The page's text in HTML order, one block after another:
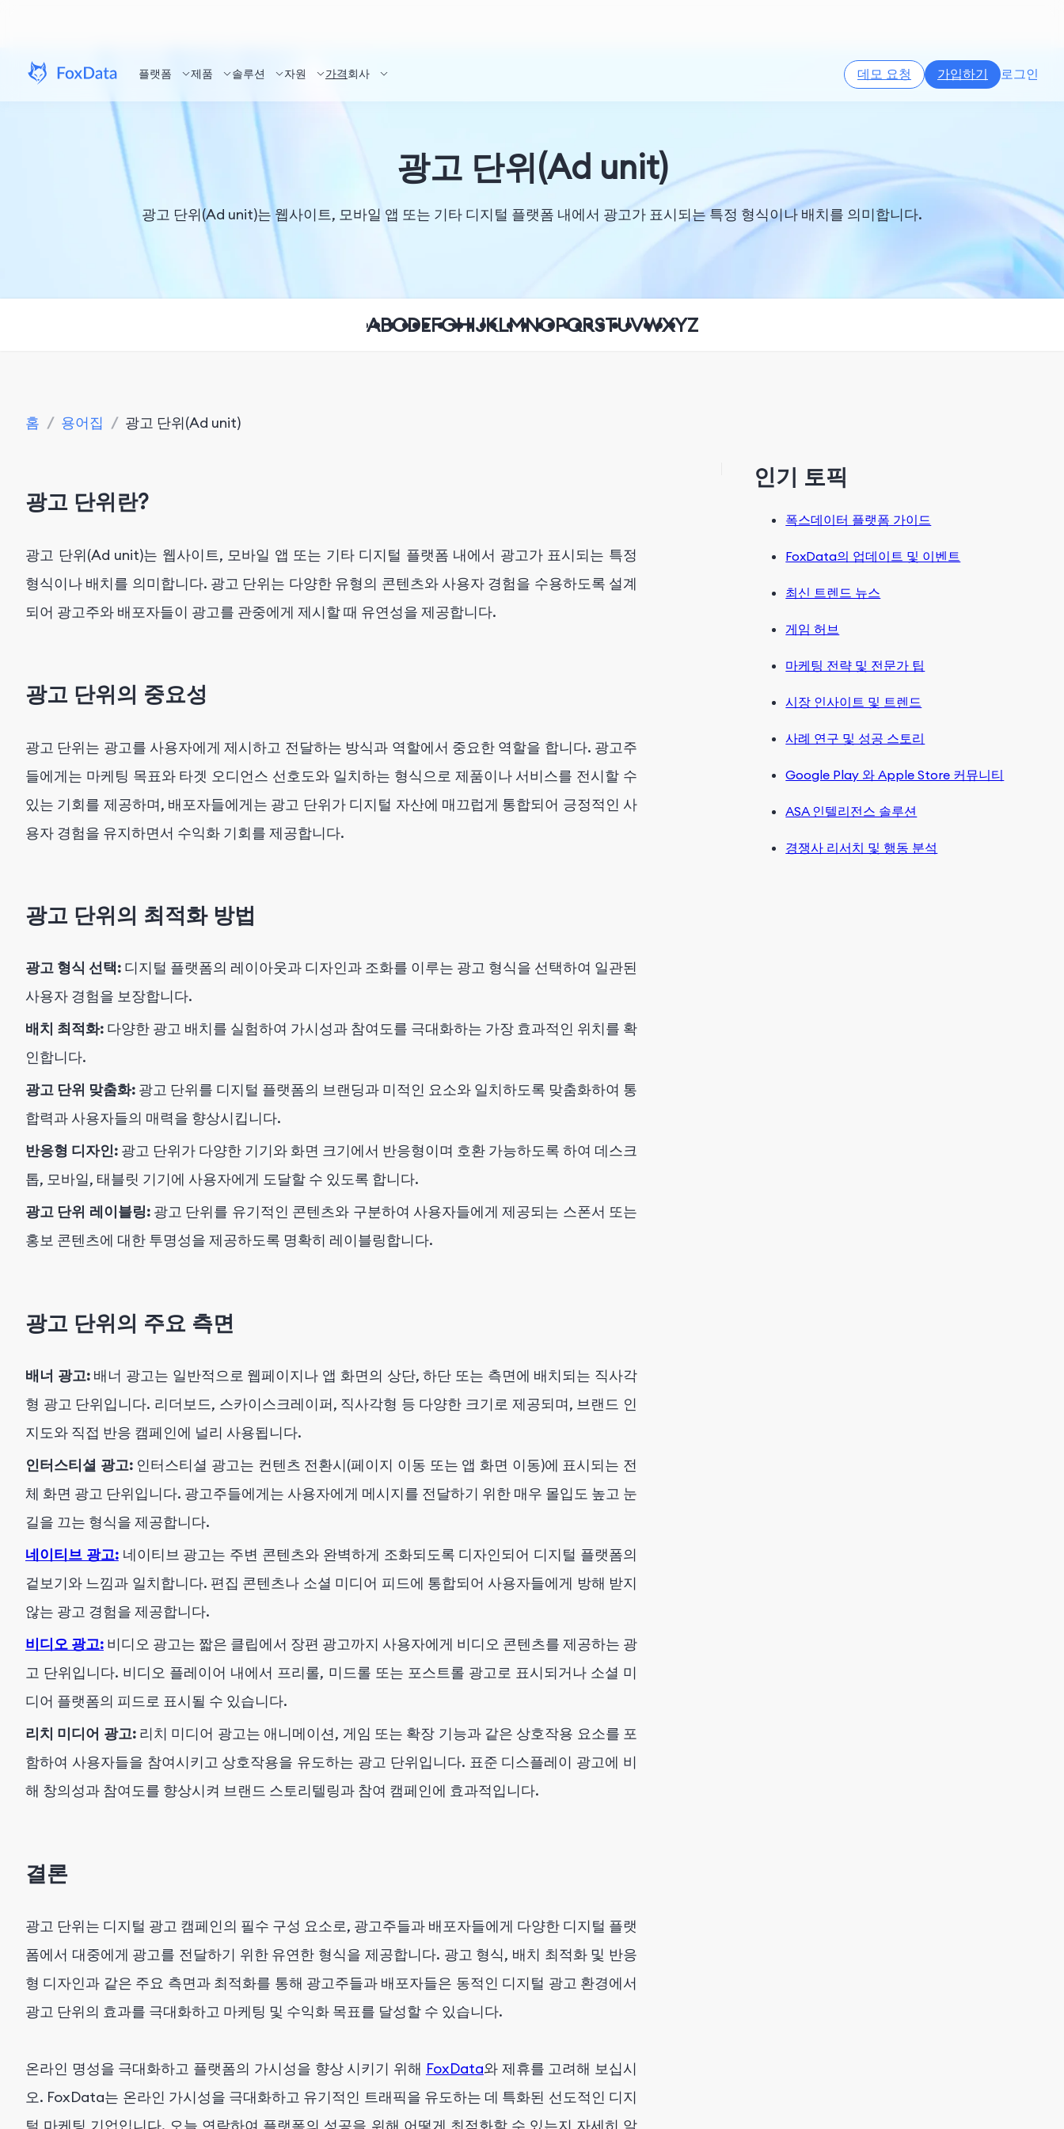
플랫폼 제품 솔루션 자원 가격회사 데모 요청 가입하기 로그인
광고 단위(Ad unit)
광고 단위(Ad unit)는 웹사이트, 모바일 앱 또는 기타 디지털 플랫폼 내에서 광고가 표시되는 특정 형식이나 배치를 의미합니다.
ABCDEFGHIJKLMNOPQRSTUVWXYZ
홈 / 용어집 / 광고 단위(Ad unit)
광고 단위란?
광고 단위(Ad unit)는 웹사이트, 모바일 앱 또는 기타 디지털 플랫폼 내에서 광고가 표시되는 특정
형식이나 배치를 의미합니다. 광고 단위는 다양한 유형의 콘텐츠와 사용자 경험을 수용하도록 설계
되어 광고주와 배포자들이 광고를 관중에게 제시할 때 유연성을 제공합니다.
광고 단위의 중요성
광고 단위는 광고를 사용자에게 제시하고 전달하는 방식과 역할에서 중요한 역할을 합니다. 광고주
들에게는 마케팅 목표와 타겟 오디언스 선호도와 일치하는 형식으로 제품이나 서비스를 전시할 수
있는 기회를 제공하며, 배포자들에게는 광고 단위가 디지털 자산에 매끄럽게 통합되어 긍정적인 사
용자 경험을 유지하면서 수익화 기회를 제공합니다.
광고 단위의 최적화 방법
광고 형식 선택: 디지털 플랫폼의 레이아웃과 디자인과 조화를 이루는 광고 형식을 선택하여 일관된
사용자 경험을 보장합니다.
배치 최적화: 다양한 광고 배치를 실험하여 가시성과 참여도를 극대화하는 가장 효과적인 위치를 확
인합니다.
광고 단위 맞춤화: 광고 단위를 디지털 플랫폼의 브랜딩과 미적인 요소와 일치하도록 맞춤화하여 통
합력과 사용자들의 매력을 향상시킵니다.
반응형 디자인: 광고 단위가 다양한 기기와 화면 크기에서 반응형이며 호환 가능하도록 하여 데스크
톱, 모바일, 태블릿 기기에 사용자에게 도달할 수 있도록 합니다.
광고 단위 레이블링:광고 단위를 유기적인 콘텐츠와 구분하여 사용자들에게 제공되는 스폰서 또는
홍보 콘텐츠에 대한 투명성을 제공하도록 명확히 레이블링합니다.
광고 단위의 주요 측면
배너 광고:배너 광고는 일반적으로 웹페이지나 앱 화면의 상단, 하단 또는 측면에 배치되는 직사각
형 광고 단위입니다. 리더보드, 스카이스크레이퍼, 직사각형 등 다양한 크기로 제공되며, 브랜드 인
지도와 직접 반응 캠페인에 널리 사용됩니다.
인터스티셜 광고:인터스티셜 광고는 컨텐츠 전환시(페이지 이동 또는 앱 화면 이동)에 표시되는 전
체 화면 광고 단위입니다. 광고주들에게는 사용자에게 메시지를 전달하기 위한 매우 몰입도 높고 눈
길을 끄는 형식을 제공합니다.
네이티브 광고:네이티브 광고는 주변 콘텐츠와 완벽하게 조화되도록 디자인되어 디지털 플랫폼의
겉보기와 느낌과 일치합니다. 편집 콘텐츠나 소셜 미디어 피드에 통합되어 사용자들에게 방해 받지
않는 광고 경험을 제공합니다.
비디오 광고: 비디오 광고는 짧은 클립에서 장편 광고까지 사용자에게 비디오 콘텐츠를 제공하는 광
고 단위입니다. 비디오 플레이어 내에서 프리롤, 미드롤 또는 포스트롤 광고로 표시되거나 소셜 미
디어 플랫폼의 피드로 표시될 수 있습니다.
리치 미디어 광고:리치 미디어 광고는 애니메이션, 게임 또는 확장 기능과 같은 상호작용 요소를 포
함하여 사용자들을 참여시키고 상호작용을 유도하는 광고 단위입니다. 표준 디스플레이 광고에 비
해 창의성과 참여도를 향상시켜 브랜드 스토리텔링과 참여 캠페인에 효과적입니다.
결론
광고 단위는 디지털 광고 캠페인의 필수 구성 요소로, 광고주들과 배포자들에게 다양한 디지털 플랫
폼에서 대중에게 광고를 전달하기 위한 유연한 형식을 제공합니다. 광고 형식, 배치 최적화 및 반응
형 디자인과 같은 주요 측면과 최적화를 통해 광고주들과 배포자들은 동적인 디지털 광고 환경에서
광고 단위의 효과를 극대화하고 마케팅 및 수익화 목표를 달성할 수 있습니다.
온라인 명성을 극대화하고 플랫폼의 가시성을 향상 시키기 위해 FoxData와 제휴를 고려해 보십시
오. FoxData는 온라인 가시성을 극대화하고 유기적인 트래픽을 유도하는 데 특화된 선도적인 디지
인기 토픽
폭스데이터 플랫폼 가이드
FoxData의 업데이트 및 이벤트
최신 트렌드 뉴스
게임 허브
마케팅 전략 및 전문가 팁
시장 인사이트 및 트렌드
사례 연구 및 성공 스토리
Google Play 와 Apple Store 커뮤니티
ASA 인텔리전스 솔루션
경쟁사 리서치 및 행동 분석